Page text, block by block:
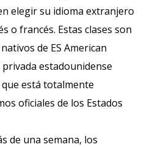
elegir su idioma extranjero
o francés. Estas clases son
de ES American
estadounidense
que está totalmente
oficiales de los Estados
de una semana, los